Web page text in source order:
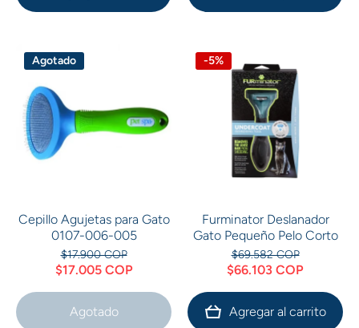
Agotado
Cepillo Agujetas para Gato
0107-006-005
$17.900 COP
$17.005 COP
Agotado
-5%
Furminator Deslanador
Gato Pequeño Pelo Corto
$69.582 COP
$66.103 COP
Agregar al carrito